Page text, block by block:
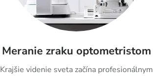
Meranie zraku optometristom
Krajšie videnie sveta začína profesionálnym